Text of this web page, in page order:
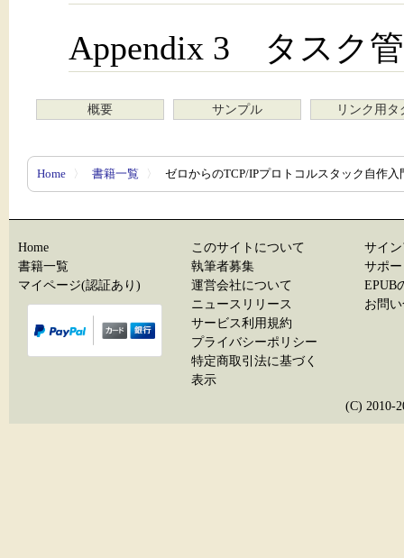
Appendix 3 タスク
概要 サンプル リンク用タ
Home 〉 書籍一覧 〉 ゼロからのTCP/IPプロトコルスタック自作入
Home
書籍一覧
マイページ(認証あり)
このサイトについて
執筆者募集
運営会社について
ニュースリリース
サービス利用規約
プライバシーポリシー
特定商取引法に基づく
表示
サイ
サポ
EPUB
お問
(C) 2010-